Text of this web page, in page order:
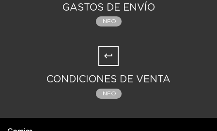
GASTOS DE ENVÍO
INFO
CONDICIONES DE VENTA
INFO